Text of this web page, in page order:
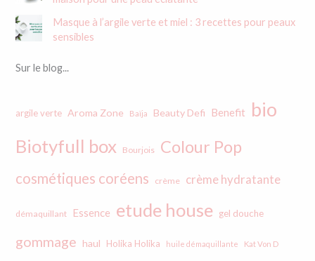
Masque à l’argile verte et miel : 3 recettes pour peaux
sensibles
Sur le blog...
argile verte Aroma Zone Baïja Beauty Defi Benefit bio
Biotyfull box Bourjois Colour Pop
cosmétiques coréens crème crème hydratante
démaquillant Essence etude house gel douche
gommage haul Holika Holika huile démaquillante Kat Von D